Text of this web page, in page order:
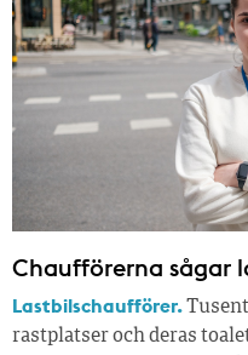
Chaufförerna sågar
Lastbilschaufförer.
rastplatser och deras